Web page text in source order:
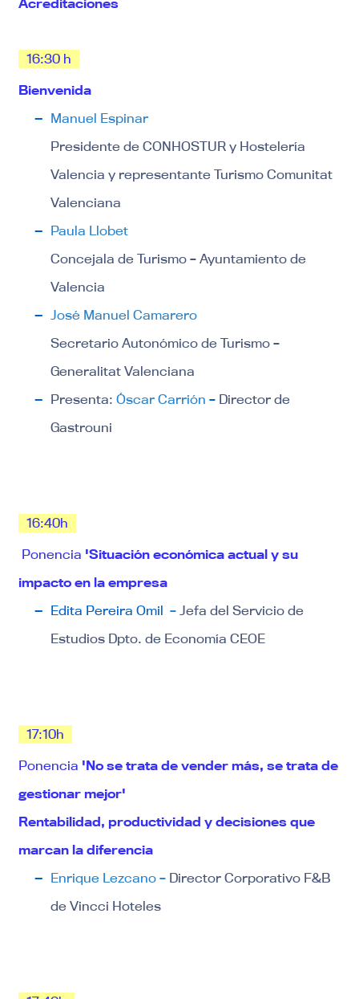
Acreditaciones
16:30 h
Bienvenida
Manuel Espinar
Presidente de CONHOSTUR y Hostelería
Valencia y representante Turismo Comunitat
Valenciana
Paula Llobet
Concejala de Turismo – Ayuntamiento de
Valencia
José Manuel Camarero
Secretario Autonómico de Turismo –
Generalitat Valenciana
Presenta: Óscar Carrión– Director de
Gastrouni
16:40h
Ponencia 'Situación económica actual y su
impacto en la empresa
Edita Pereira Omil – Jefa del Servicio de
Estudios Dpto. de Economía CEOE
17:10h
Ponencia 'No se trata de vender más, se trata de
gestionar mejor'
Rentabilidad, productividad y decisiones que
marcan la diferencia
Enrique Lezcano – Director Corporativo F&B
de Vincci Hoteles